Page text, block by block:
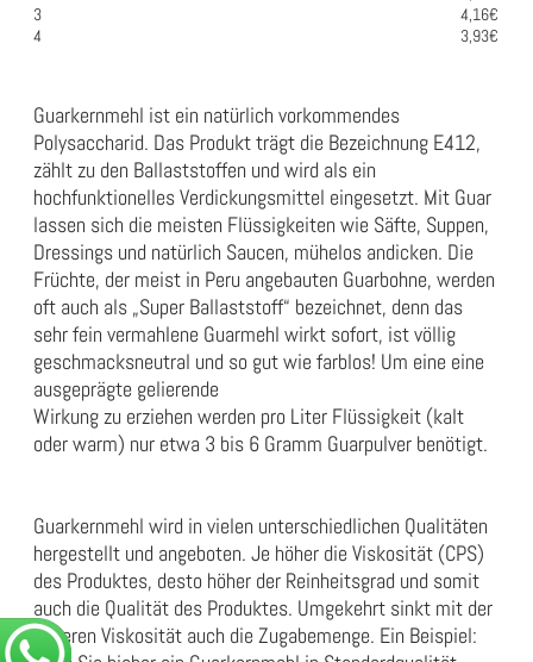
3
4,16€
4
3,93€
Guarkernmehl ist ein natürlich vorkommendes
Polysaccharid. Das Produkt trägt die Bezeichnung E412,
zählt zu den Ballaststoffen und wird als ein
hochfunktionelles Verdickungsmittel eingesetzt. Mit Guar
lassen sich die meisten Flüssigkeiten wie Säfte, Suppen,
Dressings und natürlich Saucen, mühelos andicken. Die
Früchte, der meist in Peru angebauten Guarbohne, werden
oft auch als „Super Ballaststoff“ bezeichnet, denn das
sehr fein vermahlene Guarmehl wirkt sofort, ist völlig
geschmacksneutral und so gut wie farblos! Um eine eine
ausgeprägte gelierende
Wirkung zu erziehen werden pro Liter Flüssigkeit (kalt
oder warm) nur etwa 3 bis 6 Gramm Guarpulver benötigt.
Guarkernmehl wird in vielen unterschiedlichen Qualitäten
hergestellt und angeboten. Je höher die Viskosität (CPS)
des Produktes, desto höher der Reinheitsgrad und somit
auch die Qualität des Produktes. Umgekehrt sinkt mit der
höheren Viskosität auch die Zugabemenge. Ein Beispiel: